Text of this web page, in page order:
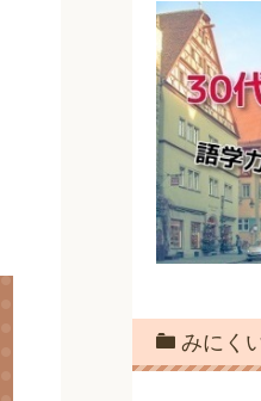
みにく